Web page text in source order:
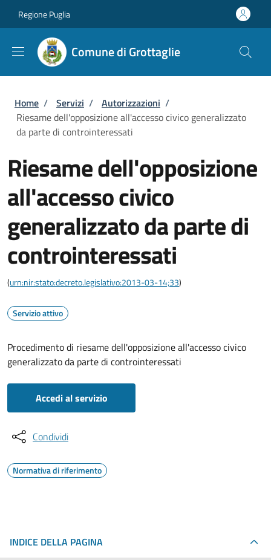
Regione Puglia
Comune di Grottaglie
Briciole di pane
Home / Servizi / Autorizzazioni /
Riesame dell'opposizione all'accesso civico generalizzato
da parte di controinteressati
Riesame dell'opposizione
all'accesso civico
generalizzato da parte di
controinteressati
(urn:nir:stato:decreto.legislativo:2013-03-14;33)
Servizio attivo
Procedimento di riesame dell'opposizione all'accesso civico
generalizzato da parte di controinteressati
Accedi al servizio
Condividi
Normativa di riferimento
INDICE DELLA PAGINA